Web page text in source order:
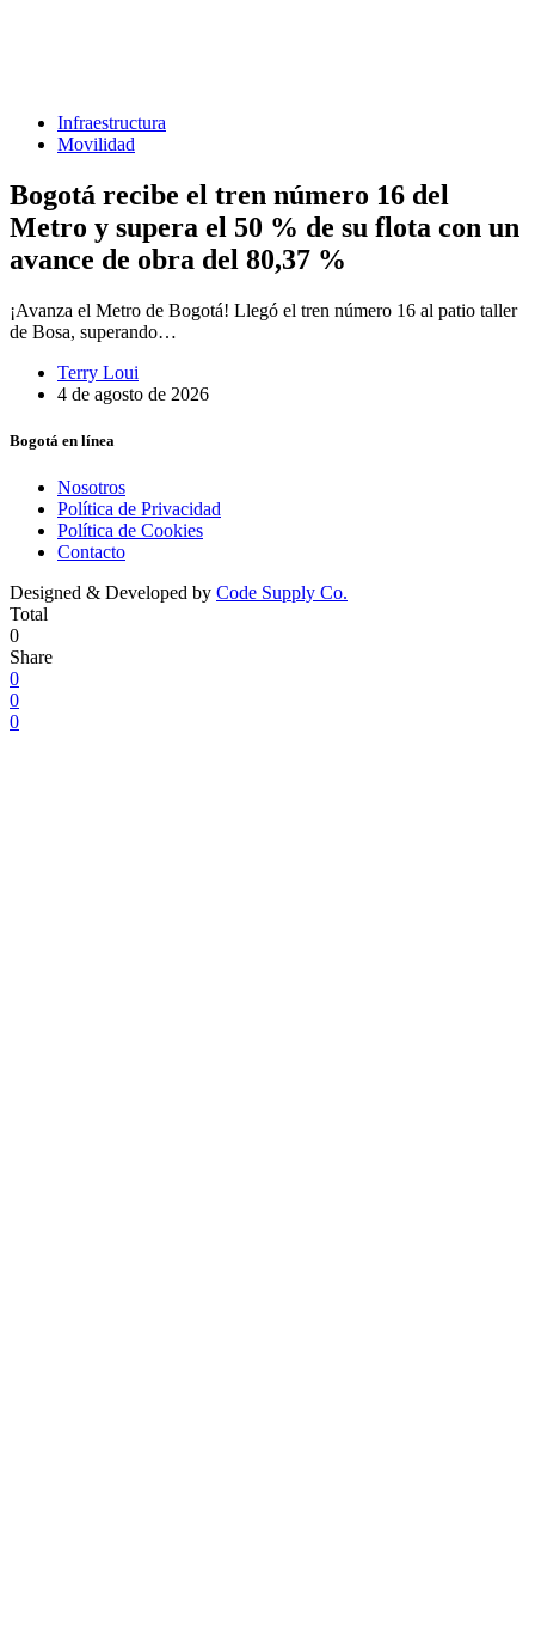
Infraestructura
Movilidad
Bogotá recibe el tren número 16 del
Metro y supera el 50 % de su flota con un
avance de obra del 80,37 %
¡Avanza el Metro de Bogotá! Llegó el tren número 16 al patio taller
de Bosa, superando…
Terry Loui
4 de agosto de 2026
Bogotá en línea
Nosotros
Política de Privacidad
Política de Cookies
Contacto
Designed & Developed by Code Supply Co.
Total
0
Share
0
0
0